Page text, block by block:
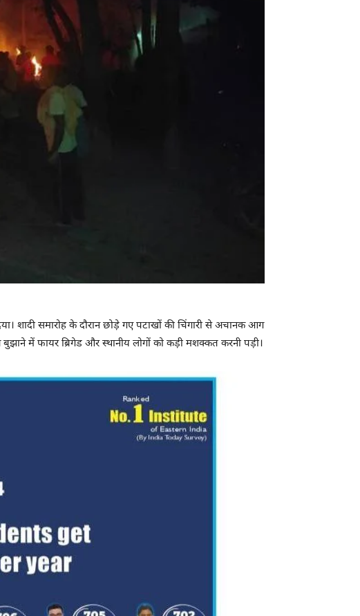
शादी समारोह के दौरान छोड़े गए पटाखों की चिंगारी से अचानक आग
में फायर ब्रिगेड और स्थानीय लोगों को कड़ी मशक्कत करनी पड़ी।